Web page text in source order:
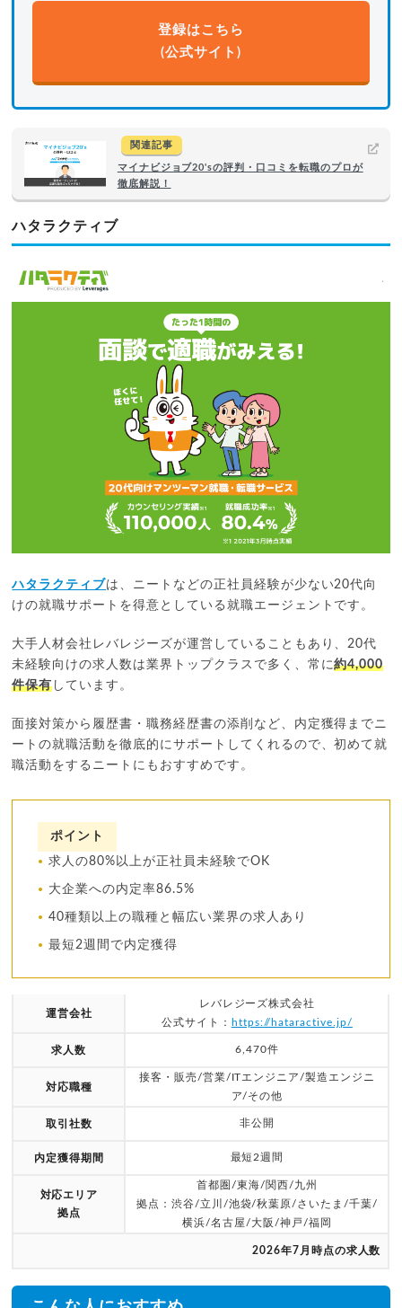
登録はこちら
(公式サイト)
関連記事
マイナビジョブ20'sの評判・口コミを転職のプロが
徹底解説！
ハタラクティブ
ハタラクティブ は、ニートなどの正社員経験が少ない20代向
けの就職サポートを得意としている就職エージェントです。
大手人材会社レバレジーズが運営していることもあり、20代
未経験向けの求人数は業界トップクラスで多く、常に約4,000
件保有 しています。
面接対策から履歴書・職務経歴書の添削など、内定獲得までニ
ートの就職活動を徹底的にサポートしてくれるので、初めて就
職活動をするニートにもおすすめです。
ポイント
求人の80%以上が正社員未経験でOK
大企業への内定率86.5%
40種類以上の職種と幅広い業界の求人あり
最短2週間で内定獲得
運営会社
レバレジーズ株式会社
公式サイト：
https://hataractive.jp/
求人数 6,470件
対応職種
接客・販売/営業/ITエンジニア/製造エンジニ
ア/その他
取引社数 非公開
内定獲得期間 最短2週間
対応エリア
拠点
首都圏/東海/関西/九州
拠点：渋谷/立川/池袋/秋葉原/さいたま/千葉/
横浜/名古屋/大阪/神戸/福岡
2026年7月時点の求人数